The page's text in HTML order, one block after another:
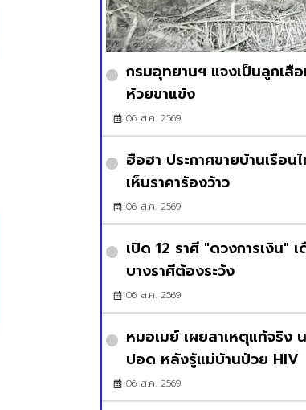
กรมอุทยานฯ แจงเป็นลูกเสือ
ห้วยขาแข้ง
06 ส.ค. 2569
ฮือฮา ประกาศขายบ้านเรือน
เห็นราคาร้องว้าว
06 ส.ค. 2569
เปิด 12 ราศี "ดวงการเงิน"
บางราศีต้องระวัง
06 ส.ค. 2569
หมอเมย์ เผยสาเหตุแท้จริง
ปอด หลังรู้แม่บ้านป่วย HIV
06 ส.ค. 2569